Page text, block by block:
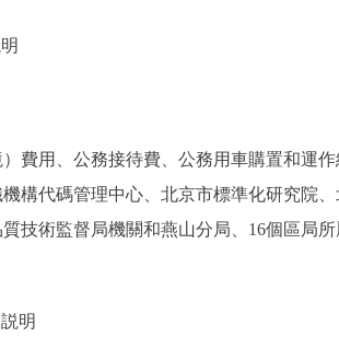
用、公務接待費、公務用車購置和運作
構代碼管理中心、北京市標準化研究院
技術監督局機關和燕山分局、16個區局
明